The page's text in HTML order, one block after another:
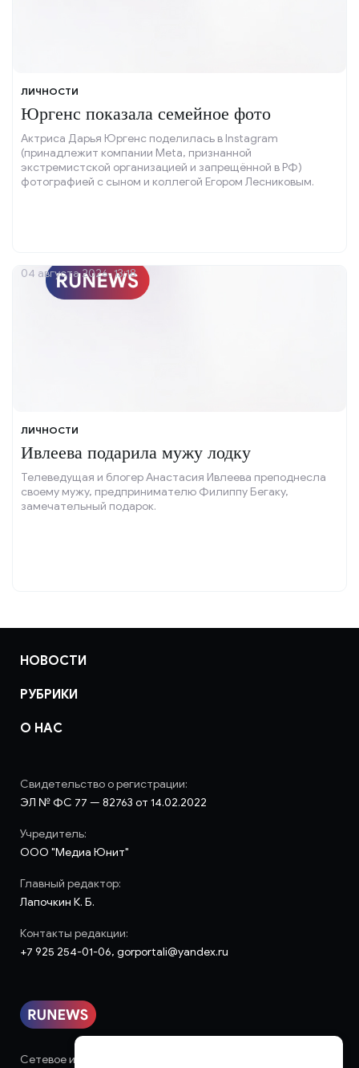
ЛИЧНОСТИ
Юргенс показала семейное фото
Актриса Дарья Юргенс поделилась в Instagram
(принадлежит компании Meta, признанной
экстремистской организацией и запрещённой в РФ)
фотографией с сыном и коллегой Егором Лесниковым.
ЛИЧНОСТИ
Ивлеева подарила мужу лодку
Телеведущая и блогер Анастасия Ивлеева преподнесла
своему мужу, предпринимателю Филиппу Бегаку,
замечательный подарок.
04 августа 2026, 13:18
НОВОСТИ
РУБРИКИ
О НАС
Сетевое издание «runews» (18+) зарегистрировано в
Свидетельство о регистрации:
ЭЛ № ФС 77 — 82763 от 14.02.2022
Учредитель:
ООО "Медиа Юнит"
Главный редактор:
Лапочкин К. Б.
Контакты редакции:
+7 925 254-01-06, gorportali@yandex.ru